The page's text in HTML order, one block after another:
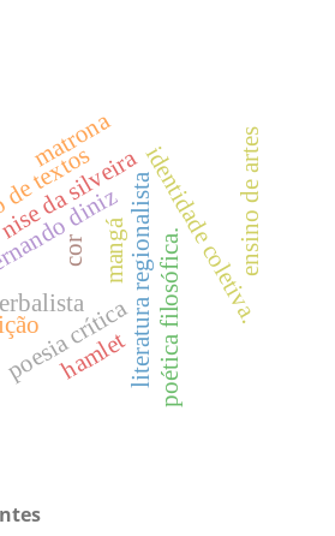
poesia críticaliteratura regionalistaidentidade coletiva.
poética filosófica.
cor
da silveira
diniz ensino de artes
textos
matrona
hamlet
mangá